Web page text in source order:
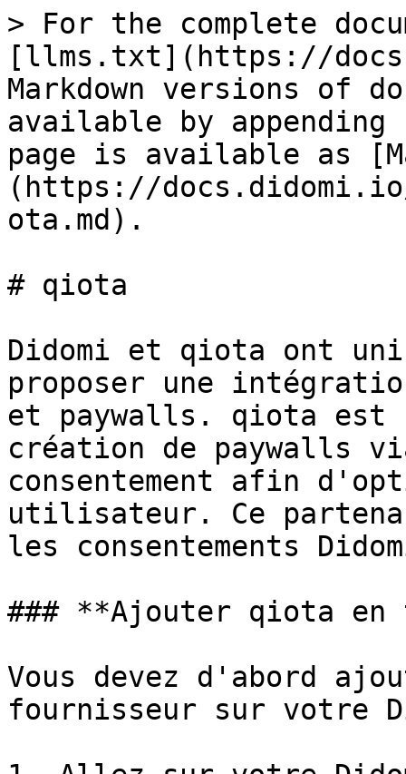
> For the complete
[llms.txt](https://
Markdown versions of
available by
page is available as
(https://
ota.md).
# qiota
Didomi et qiota ont
proposer une
et paywalls. qiota est
création de paywalls
consentement afin
utilisateur. Ce
les consentements
### **Ajouter qiota
Vous devez d'abord
fournisseur sur votre